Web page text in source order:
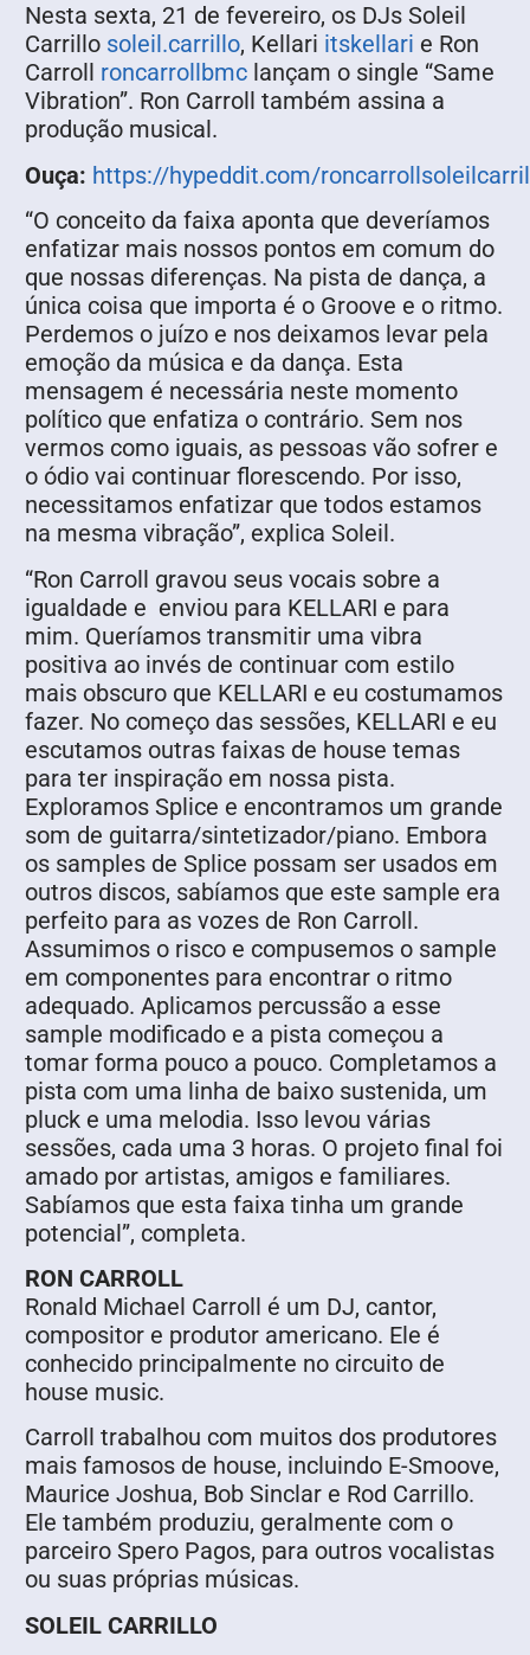
Nesta sexta, 21 de fevereiro, os DJs Soleil
Carrillo soleil.carrillo, Kellari itskellari e Ron
Carroll roncarrollbmc lançam o single “Same
Vibration”. Ron Carroll também assina a
produção musical.
Ouça: https://hypeddit.com/
“O conceito da faixa aponta que deveríamos
enfatizar mais nossos pontos em comum do
que nossas diferenças. Na pista de dança, a
única coisa que importa é o Groove e o ritmo.
Perdemos o juízo e nos deixamos levar pela
emoção da música e da dança. Esta
mensagem é necessária neste momento
político que enfatiza o contrário. Sem nos
vermos como iguais, as pessoas vão sofrer e
o ódio vai continuar florescendo. Por isso,
necessitamos enfatizar que todos estamos
na mesma vibração”, explica Soleil.
“Ron Carroll gravou seus vocais sobre a
igualdade e enviou para KELLARI e para
mim. Queríamos transmitir uma vibra
positiva ao invés de continuar com estilo
mais obscuro que KELLARI e eu costumamos
fazer. No começo das sessões, KELLARI e eu
escutamos outras faixas de house temas
para ter inspiração em nossa pista.
Exploramos Splice e encontramos um grande
som de guitarra/sintetizador/piano. Embora
os samples de Splice possam ser usados em
outros discos, sabíamos que este sample era
perfeito para as vozes de Ron Carroll.
Assumimos o risco e compusemos o sample
em componentes para encontrar o ritmo
adequado. Aplicamos percussão a esse
sample modificado e a pista começou a
tomar forma pouco a pouco. Completamos a
pista com uma linha de baixo sustenida, um
pluck e uma melodia. Isso levou várias
sessões, cada uma 3 horas. O projeto final foi
amado por artistas, amigos e familiares.
Sabíamos que esta faixa tinha um grande
potencial”, completa.
RON CARROLL
Ronald Michael Carroll é um DJ, cantor,
compositor e produtor americano. Ele é
conhecido principalmente no circuito de
house music.
Carroll trabalhou com muitos dos produtores
mais famosos de house, incluindo E-Smoove,
Maurice Joshua, Bob Sinclar e Rod Carrillo.
Ele também produziu, geralmente com o
parceiro Spero Pagos, para outros vocalistas
ou suas próprias músicas.
SOLEIL CARRILLO